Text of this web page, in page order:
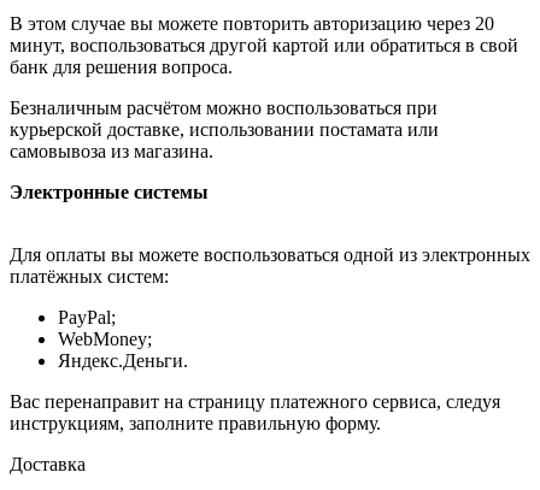
В этом случае вы можете повторить авторизацию через 20
минут, воспользоваться другой картой или обратиться в свой
банк для решения вопроса.
Безналичным расчётом можно воспользоваться при
курьерской доставке, использовании постамата или
самовывоза из магазина.
Электронные системы
Для оплаты вы можете воспользоваться одной из электронных
платёжных систем:
PayPal;
WebMoney;
Яндекс.Деньги.
Вас перенаправит на страницу платежного сервиса, следуя
инструкциям, заполните правильную форму.
Доставка